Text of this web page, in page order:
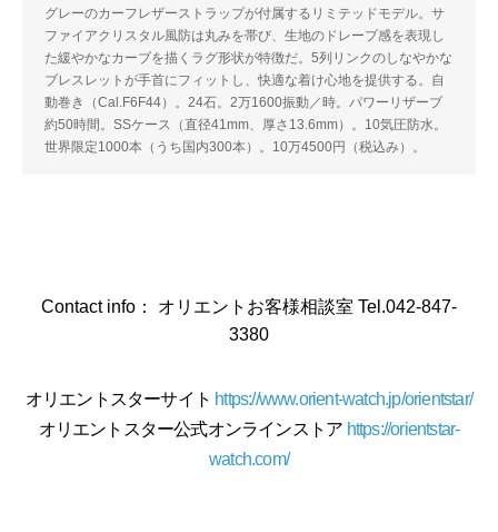
グレーのカーフレザーストラップが付属するリミテッドモデル。サ
ファイアクリスタル風防は丸みを帯び、生地のドレープ感を表現し
た緩やかなカーブを描くラグ形状が特徴だ。5列リンクのしなやかな
ブレスレットが手首にフィットし、快適な着け心地を提供する。自
動巻き（Cal.F6F44）。24石。2万1600振動／時。パワーリザーブ
約50時間。SSケース（直径41mm、厚さ13.6mm）。10気圧防水。
世界限定1000本（うち国内300本）。10万4500円（税込み）。
Contact info： オリエントお客様相談室 Tel.042-847-
3380
オリエントスターサイト https://www.orient-watch.jp/orientstar/
オリエントスター公式オンラインストア https://orientstar-
watch.com/